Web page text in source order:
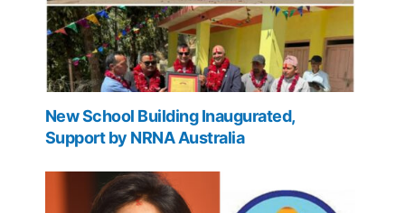
New School Building Inaugurated,
Support by NRNA Australia